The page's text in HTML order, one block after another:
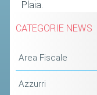
Plaia.
CATEGORIE NEWS
Area Fiscale
Azzurri